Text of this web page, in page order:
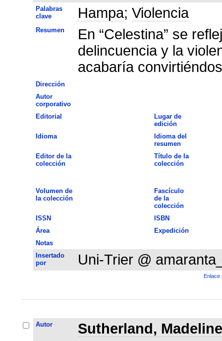
Palabras
clave
Hampa; Violencia
Resumen
En “Celestina” se
delincuencia y la
acabaría
Dirección
Autor
corporativo
Editorial
Lugar de
edición
Idioma
Idioma del
resumen
Editor de la
colección
Título de la
colección
Volumen de
la colección
Fascículo
de la
colección
ISSN
ISBN
Área
Expedición
Notas
Insertado
por
Uni-Trier @
Enlace
Autor Sutherland, Madeline